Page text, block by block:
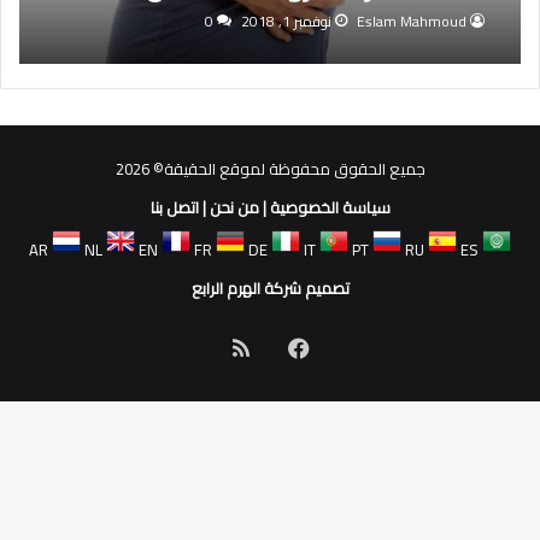
بيضهن لتجنب إنجاب طفل
Eslam Mahmoud نوفمبر 1, 2018 0
جميع الحقوق محفوظة لموقع الحقيقة© 2026
سياسة الخصوصية|من نحن|اتصل بنا
AR
NL EN FR DE IT PT RU
ES
تصميم شركة الهرم الرابع
فيسبوك
الموقع